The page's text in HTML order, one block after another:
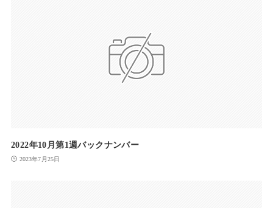
2022年10月第1週バックナンバー
2023年7月25日